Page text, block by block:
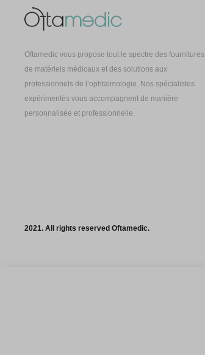
Oftamedic vous propose tout le spectre des fournitures
de matériels médicaux et des solutions aux
professionnels de l’ophtalmologie. Nos spécialistes
expérimentés vous accompagnent de manière
personnalisée et professionnelle.
2021. All rights reserved Oftamedic.